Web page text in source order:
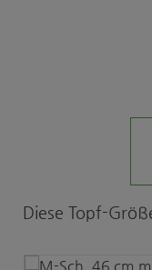
Produktgalerie
Diese Topf-